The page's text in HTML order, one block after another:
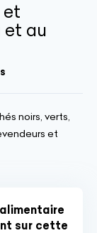
et
et au
noirs, verts,
et
sur cette